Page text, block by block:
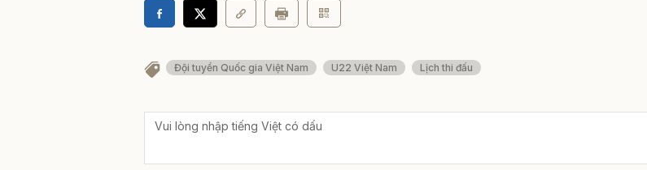
Đội tuyển Quốc gia Việt Nam U22 Việt Nam Lịch thi đấu